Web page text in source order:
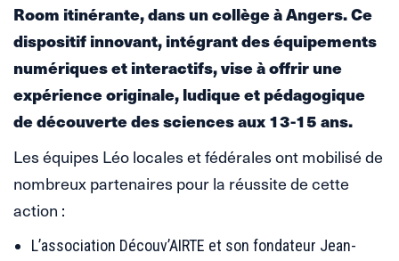
Room itinérante, dans un collège à Angers. Ce
dispositif innovant, intégrant des équipements
numériques et interactifs, vise à offrir une
expérience originale, ludique et pédagogique
de découverte des sciences aux 13-15 ans.
Les équipes Léo locales et fédérales ont mobilisé de
nombreux partenaires pour la réussite de cette
action :
L’association Découv’AIRTE et son fondateur Jean-